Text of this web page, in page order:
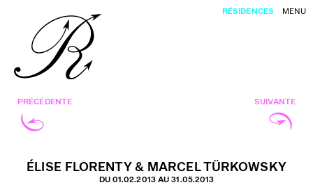
MENU
RÉSIDENCES
PRÉCÉDENTE SUIVANTE
ÉLISE FLORENTY & MARCEL TÜRKOWSKY
DU 01.02.2013 AU 31.05.2013